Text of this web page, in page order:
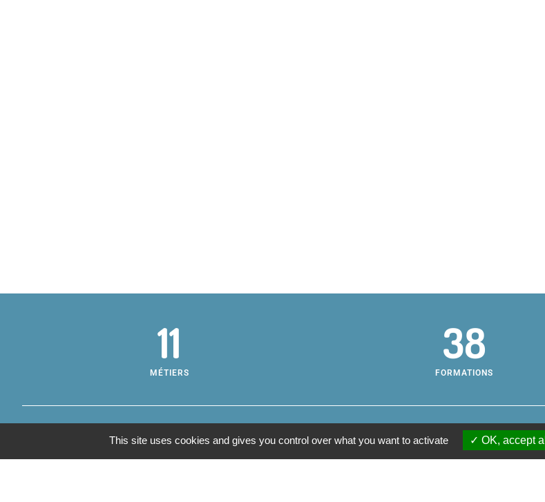
11
MÉTIERS
38
FORMATIONS
Infos pratiques
This site uses cookies and gives you control over what you want to activate OK, accept all